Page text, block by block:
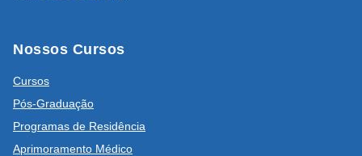
Nossos Cursos
Cursos
Pós-Graduação
Programas de Residência
Aprimoramento Médico